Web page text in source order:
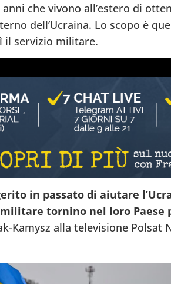
che vivono all’estero di
dell’Ucraina. Lo scopo è
il servizio militare.
in passato di aiutare
tornino nel loro Paese
Kamysz alla televisione Polsat